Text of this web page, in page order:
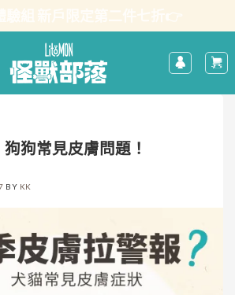
狗狗常見皮膚問題！
BY KK